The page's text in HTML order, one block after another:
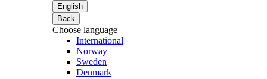
English
Back
Choose language
International
Norway
Sweden
Denmark